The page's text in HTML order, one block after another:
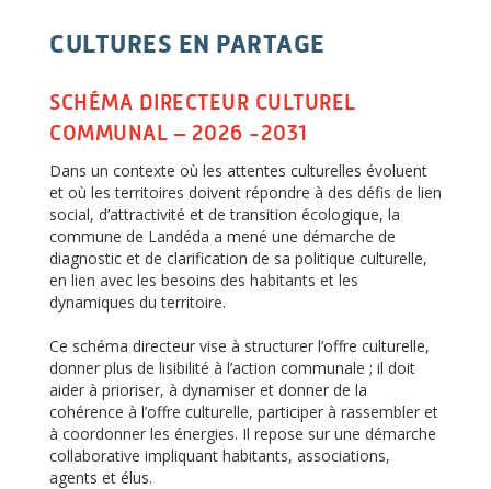
CULTURES EN PARTAGE
SCHÉMA DIRECTEUR CULTUREL
COMMUNAL – 2026 -2031
Dans un contexte où les attentes culturelles évoluent
et où les territoires doivent répondre à des défis de lien
social, d’attractivité et de transition écologique, la
commune de Landéda a mené une démarche de
diagnostic et de clarification de sa politique culturelle,
en lien avec les besoins des habitants et les
dynamiques du territoire.
Ce schéma directeur vise à structurer l’offre culturelle,
donner plus de lisibilité à l’action communale ; il doit
aider à prioriser, à dynamiser et donner de la
cohérence à l’offre culturelle, participer à rassembler et
à coordonner les énergies. Il repose sur une démarche
collaborative impliquant habitants, associations,
agents et élus.